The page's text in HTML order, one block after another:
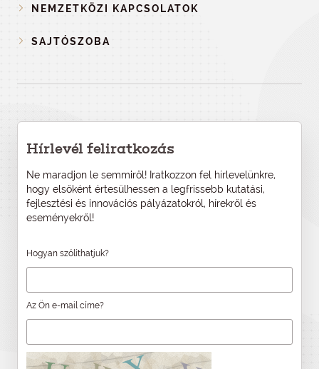
NEMZETKÖZI KAPCSOLATOK
SAJTÓSZOBA
Hírlevél feliratkozás
Ne maradjon le semmiről! Iratkozzon fel hírlevelünkre,
hogy elsőként értesülhessen a legfrissebb kutatási,
fejlesztési és innovációs pályázatokról, hírekről és
eseményekről!
Hogyan szólíthatjuk?
Az Ön e-mail címe?